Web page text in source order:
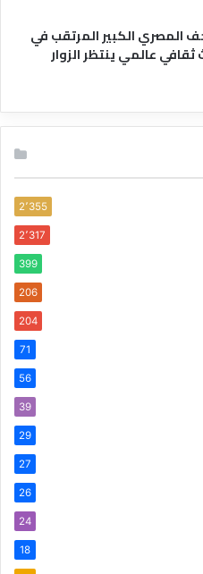
المصري الكبير المرتقب في
عالمي ينتظر الزوار
2٬355
2٬317
399
206
204
71
56
39
29
27
26
24
18